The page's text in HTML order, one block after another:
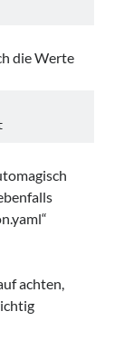
die Werte
achten,